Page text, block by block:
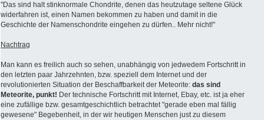
"Das sind halt stinknormale Chondrite, denen das heutzutage seltene Glück
widerfahren ist, einen Namen bekommen zu haben und damit in die
Geschichte der Namenschondrite eingehen zu dürfen.. Mehr nicht!"
Nachtrag
Man kann es freilich auch so sehen, unabhängig von jedwedem Fortschritt in
den letzten paar Jahrzehnten, bzw. speziell dem Internet und der
revolutionierten Situation der Beschaffbarkeit der Meteorite: das sind
Meteorite, punkt! Der technische Fortschritt mit Internet, Ebay, etc. ist ja eher
eine zufällige bzw. gesamtgeschichtlich betrachtet "gerade eben mal fällig
gewesene" Begebenheit, in der wir heutigen Menschen just zu diesem